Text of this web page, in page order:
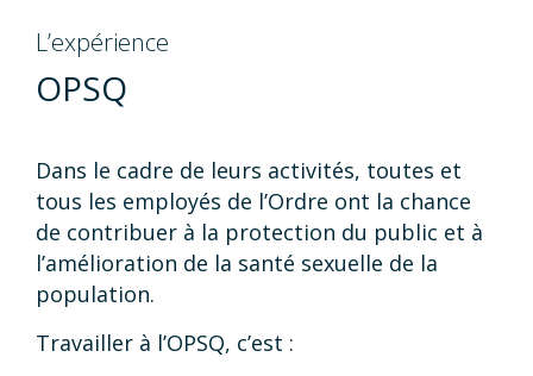
L’expérience
OPSQ
Dans le cadre de leurs activités, toutes et
tous les employés de l’Ordre ont la chance
de contribuer à la protection du public et à
l’amélioration de la santé sexuelle de la
population.
Travailler à l’OPSQ, c’est :